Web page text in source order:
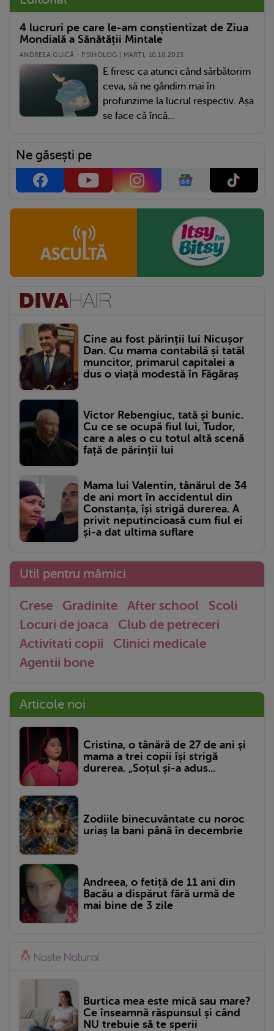
4 lucruri pe care le-am conștientizat de Ziua
Mondială a Sănătății Mintale
ANDREEA GUICĂ - PSIHOLOG | MARŢI, 10.10.2023
E firesc ca atunci când sărbătorim
ceva, să ne gândim mai în
profunzime la lucrul respectiv. Așa
se face că încă...
Ne găsești pe
Cine au fost părinții lui Nicușor
Dan. Cu mama contabilă și tatăl
muncitor, primarul capitalei a
dus o viață modestă în Făgăraș
Victor Rebengiuc, tată și bunic.
Cu ce se ocupă fiul lui, Tudor,
care a ales o cu totul altă scenă
față de părinții lui
Mama lui Valentin, tânărul de 34
de ani mort în accidentul din
Constanța, își strigă durerea. A
privit neputincioasă cum fiul ei
și-a dat ultima suflare
Util pentru mămici
Crese Gradinite After school
Scoli
Locuri de joaca
Club de petreceri
Activitati copii
Clinici medicale
Agentii bone
Articole noi
Cristina, o tânără de 27 de ani și
mama a trei copii își strigă
durerea. „Soțul și-a adus...
Zodiile binecuvântate cu noroc
uriaș la bani până în decembrie
Andreea, o fetiță de 11 ani din
Bacău a dispărut fără urmă de
mai bine de 3 zile
Burtica mea este mică sau mare?
Ce înseamnă răspunsul și când
NU trebuie să te sperii